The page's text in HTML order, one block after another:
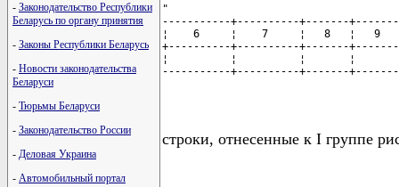
- Законодательство Республики
Беларусь по органу принятия
- Законы Республики Беларусь
- Новости законодательства
Беларуси
- Тюрьмы Беларуси
- Законодательство России
- Деловая Украина
- Автомобильный портал
"
-----------+----------+-------
¦    6     ¦    7     ¦   8   ¦   9
+----------+----------+-------
¦          ¦          ¦       ¦
-----------+----------+-------
строки, отнесенные к I группе